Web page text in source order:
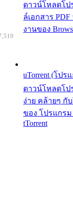
ดาวน์โหลดโปร
ล์เอกสาร
งานของ
uTorrent (โปร
ดาวน์โหลดโป
ง่าย คล้ายๆ กั
ของ โปรแกรม
tTorrent